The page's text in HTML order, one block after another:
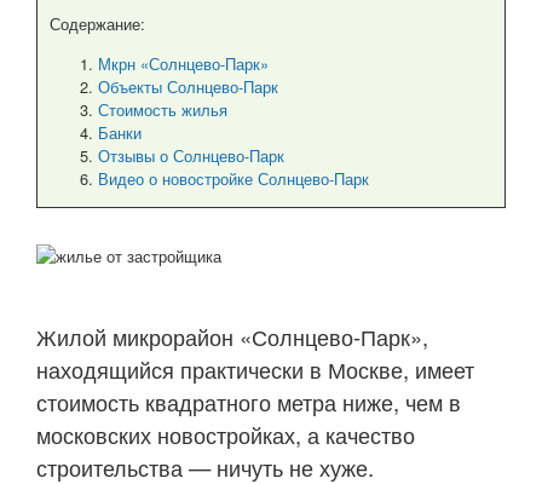
Содержание:
Мкрн «Солнцево-Парк»
Объекты Солнцево-Парк
Стоимость жилья
Банки
Отзывы о Солнцево-Парк
Видео о новостройке Солнцево-Парк
Жилой микрорайон «Солнцево-Парк»,
находящийся практически в Москве, имеет
стоимость квадратного метра ниже, чем в
московских новостройках, а качество
строительства — ничуть не хуже.